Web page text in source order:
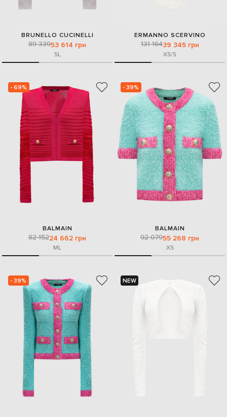
BRUNELLO CUCINELLI
89 33953 614 грн
SL
ERMANNO SCERVINO
131 16439 345 грн
XS/S
- 69%
BALMAIN
82 15224 662 грн
ML
- 39%
BALMAIN
92 07955 268 грн
XS
- 39% NEW